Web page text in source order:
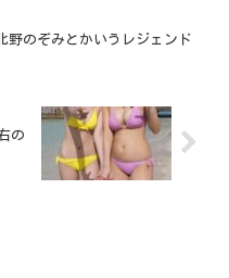
野のぞみとかいうレジェンド
の